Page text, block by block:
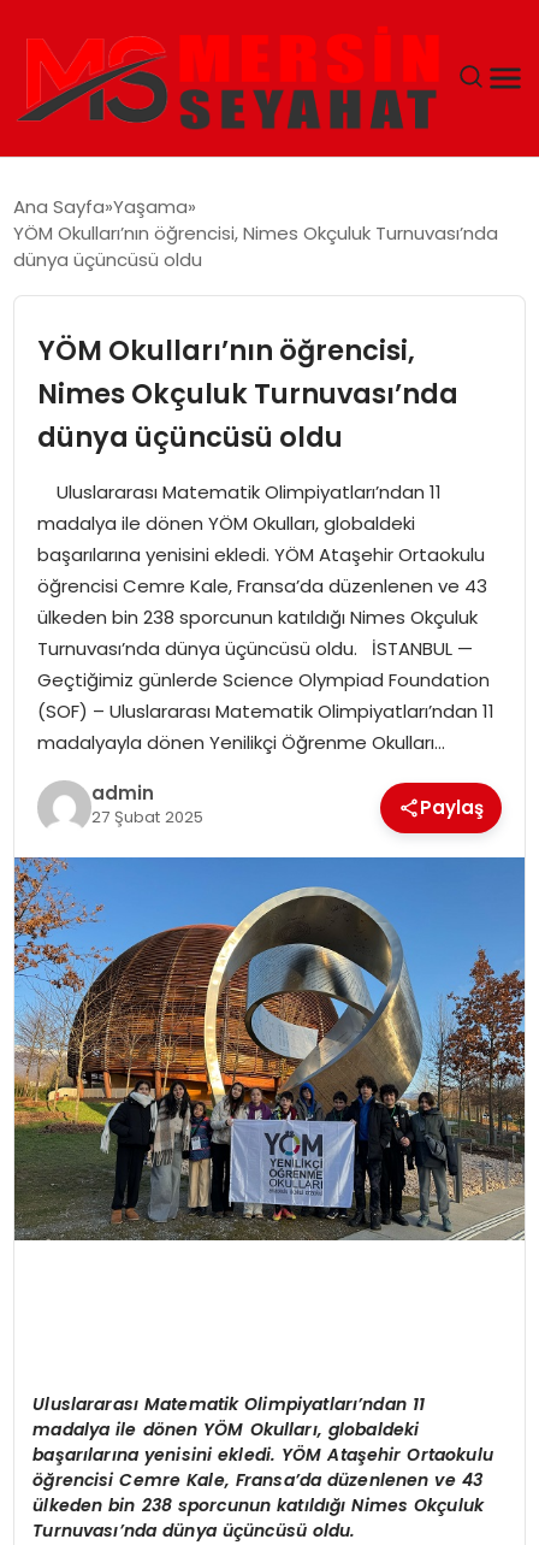
EKONOMI
GÜNCEL
Ana Sayfa Yaşama
YÖM Okulları’nın öğrencisi, Nimes Okçuluk Turnuvası’nda
dünya üçüncüsü oldu
YÖM Okulları’nın öğrencisi,
Nimes Okçuluk Turnuvası’nda
dünya üçüncüsü oldu
Uluslararası Matematik Olimpiyatları’ndan 11
madalya ile dönen YÖM Okulları, globaldeki
başarılarına yenisini ekledi. YÖM Ataşehir Ortaokulu
öğrencisi Cemre Kale, Fransa’da düzenlenen ve 43
ülkeden bin 238 sporcunun katıldığı Nimes Okçuluk
Turnuvası’nda dünya üçüncüsü oldu. İSTANBUL —
Geçtiğimiz günlerde Science Olympiad Foundation
(SOF) – Uluslararası Matematik Olimpiyatları’ndan 11
madalyayla dönen Yenilikçi Öğrenme Okulları…
admin
27 Şubat 2025 Paylaş
Uluslararası Matematik Olimpiyatları’ndan 11
madalya ile dönen YÖM Okulları, globaldeki
başarılarına yenisini ekledi. YÖM Ataşehir Ortaokulu
öğrencisi Cemre Kale, Fransa’da düzenlenen ve 43
ülkeden bin 238 sporcunun katıldığı Nimes Okçuluk
Turnuvası’nda dünya üçüncüsü oldu.